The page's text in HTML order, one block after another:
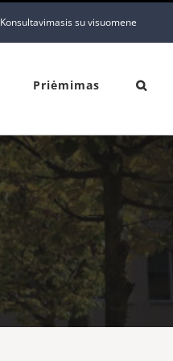
Konsultavimasis su visuomene
Priėmimas